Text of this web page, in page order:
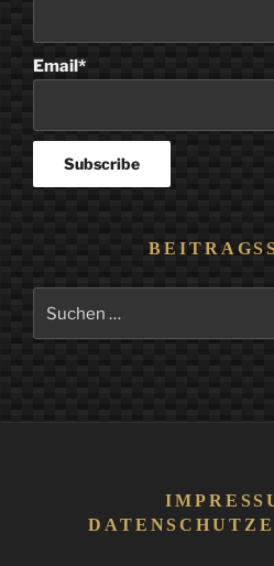
Email*
nach: